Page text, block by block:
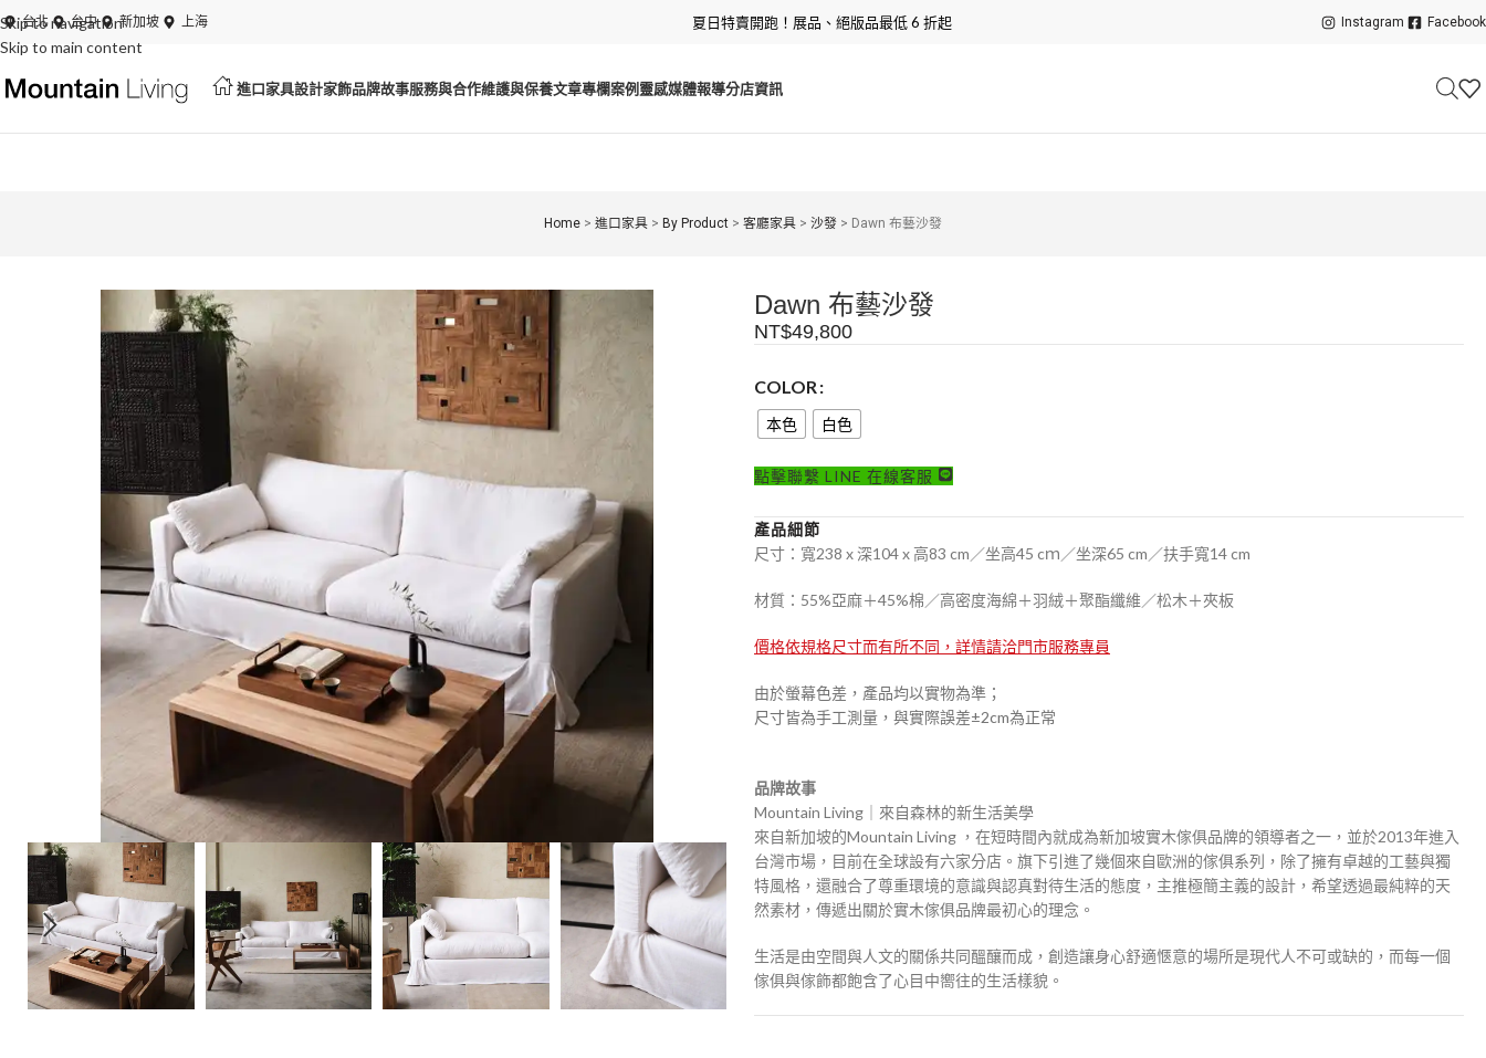
Skip to navigation
Skip to main content
台北 台中 新加坡 上海
夏日特賣開跑！展品、絕版品最低 6 折起 夏日特賣開跑！展品、絕版品最低 6 折起 Instagram Facebook
進口家具設計家飾品牌故事服務與合作維護與保養文章專欄案例靈感媒體報導分店資訊
Home> 進口家具> By Product> 客廳家具> 沙發> Dawn 布藝沙發
Dawn 布藝沙發
NT$49,800
COLOR
本色 白色
點擊聯繫 LINE 在線客服
產品細節
尺寸：寬238 x 深104 x 高83 cm／坐高45 cｍ／坐深65 cm／扶手寬14 cm
材質：55%亞麻＋45%棉／高密度海綿＋羽絨＋聚酯纖維／松木＋夾板
價格依規格尺寸而有所不同，詳情請洽門市服務專員
由於螢幕色差，產品均以實物為準；
尺寸皆為手工測量，與實際誤差±2cm為正常
品牌故事
Mountain Living｜來自森林的新生活美學
來自新加坡的Mountain Living ，在短時間內就成為新加坡實木傢俱品牌的領導者之一，並於2013年進入
台灣市場，目前在全球設有六家分店。旗下引進了幾個來自歐洲的傢俱系列，除了擁有卓越的工藝與獨
特風格，還融合了尊重環境的意識與認真對待生活的態度，主推極簡主義的設計，希望透過最純粹的天
然素材，傳遞出關於實木傢俱品牌最初心的理念。
生活是由空間與人文的關係共同醞釀而成，創造讓身心舒適愜意的場所是現代人不可或缺的，而每一個
傢俱與傢飾都飽含了心目中嚮往的生活樣貌。